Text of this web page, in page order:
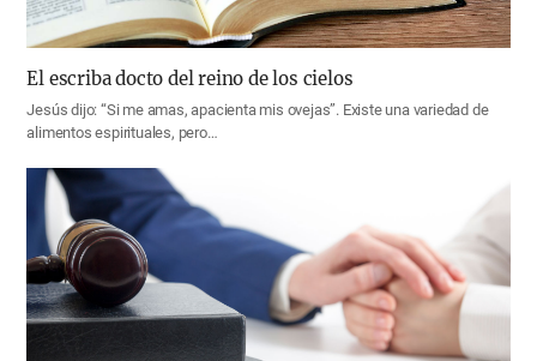
El escriba docto del reino de los cielos
Jesús dijo: “Si me amas, apacienta mis ovejas”. Existe una variedad de
alimentos espirituales, pero…